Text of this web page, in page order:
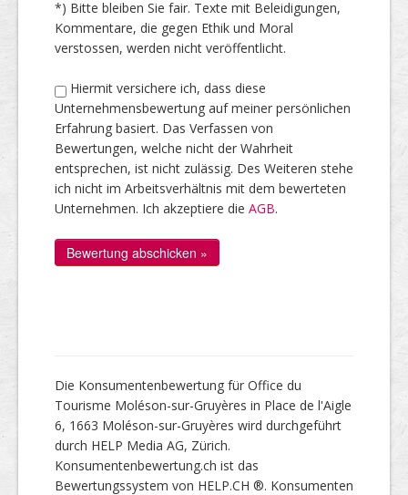
*) Bitte bleiben Sie fair. Texte mit Beleidigungen,
Kommentare, die gegen Ethik und Moral
verstossen, werden nicht veröffentlicht.
Hiermit versichere ich, dass diese
Unternehmensbewertung auf meiner persönlichen
Erfahrung basiert. Das Verfassen von
Bewertungen, welche nicht der Wahrheit
entsprechen, ist nicht zulässig. Des Weiteren stehe
ich nicht im Arbeitsverhältnis mit dem bewerteten
Unternehmen. Ich akzeptiere die AGB.
Die Konsumentenbewertung für Office du
Tourisme Moléson-sur-Gruyères in Place de l'Aigle
6, 1663 Moléson-sur-Gruyères wird durchgeführt
durch HELP Media AG, Zürich.
Konsumentenbewertung.ch ist das
Bewertungssystem von HELP.CH ®. Konsumenten